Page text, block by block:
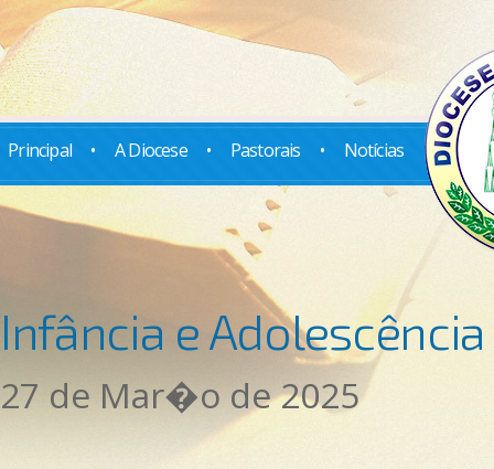
Principal • A Diocese • Pastorais • Notícias
Infância e
27 de Mar�o de 2025